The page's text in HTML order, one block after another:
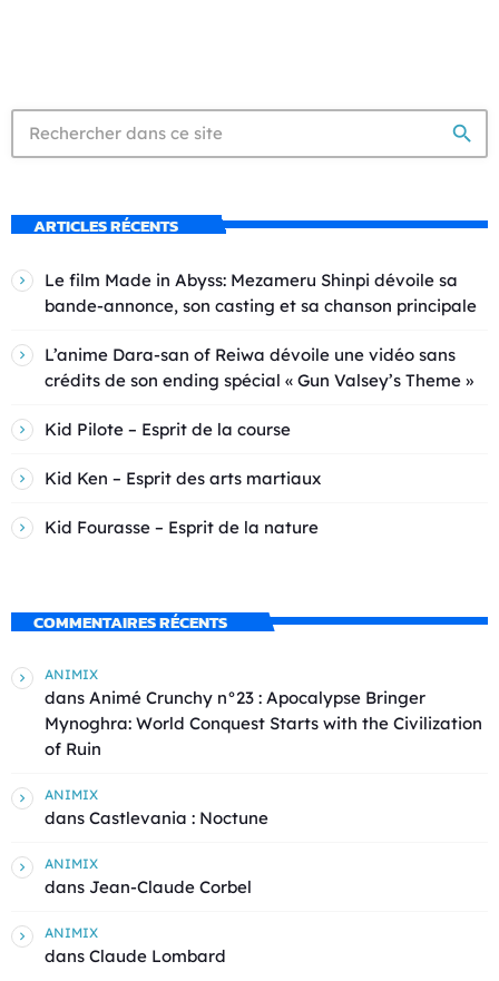
search
ARTICLES RÉCENTS
Le film Made in Abyss: Mezameru Shinpi dévoile sa
bande-annonce, son casting et sa chanson principale
L’anime Dara-san of Reiwa dévoile une vidéo sans
crédits de son ending spécial « Gun Valsey’s Theme »
Kid Pilote – Esprit de la course
Kid Ken – Esprit des arts martiaux
Kid Fourasse – Esprit de la nature
COMMENTAIRES RÉCENTS
ANIMIX
dans Animé Crunchy n°23 : Apocalypse Bringer
Mynoghra: World Conquest Starts with the Civilization
of Ruin
ANIMIX
dans Castlevania : Noctune
ANIMIX
dans Jean-Claude Corbel
ANIMIX
dans Claude Lombard